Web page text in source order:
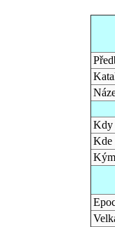
Kdy
Kde
Kým